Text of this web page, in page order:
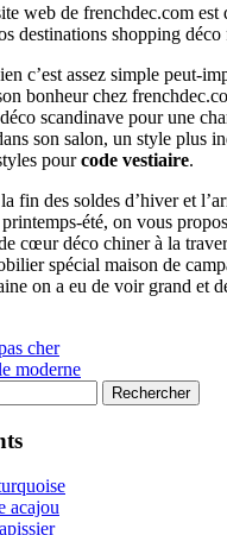
web de frenchdec.com est
destinations shopping
c’est assez simple peut-
bonheur chez
scandinave pour une
son salon, un style plus
pourcode vestiaire.
fin des soldes d’hiver et
été, on vous
cœur déco chiner à la
spécial maison de
on a eu de voir grand et
cher
moderne
acajou